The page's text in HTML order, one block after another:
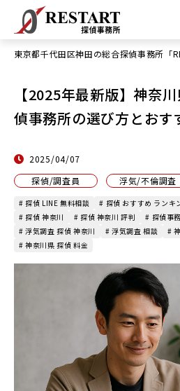
東京都千代田区神田の総合探偵事務所「
【2025年最新版】神奈
偵事務所の選び方とおす
2025/04/07
探偵/調査員
浮気/不倫調査
# 探偵 LINE 無料相談 # 探偵 おすすめ ランキ
# 探偵 神奈川
# 探偵 神奈川 評判 # 探偵事
# 浮気調査 探偵 神奈川
# 浮気調査 相談
#
# 神奈川県 探偵 料金